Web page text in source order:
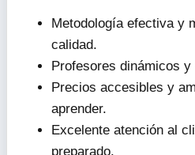
Metodología efectiva y
calidad.
Profesores dinámicos y
Precios accesibles y
aprender.
Excelente atención al
preparado.